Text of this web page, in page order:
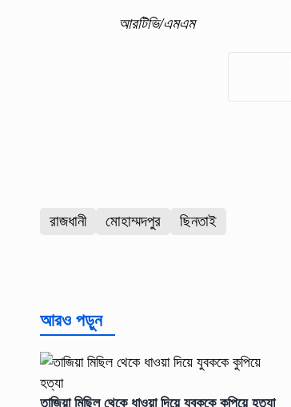
আরটিভি/এমএম
রাজধানী মোহাম্মদপুর ছিনতাই
আরও পড়ুন
তাজিয়া মিছিল থেকে ধাওয়া দিয়ে যুবককে কুপিয়ে হত্যা